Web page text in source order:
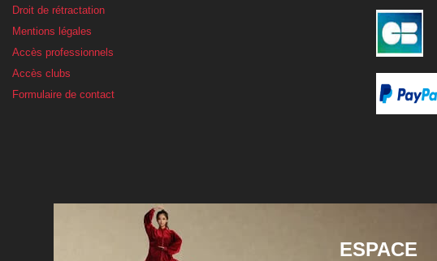
Droit de rétractation
Mentions légales
Accès professionnels
Accès clubs
Formulaire de contact
ESPACE